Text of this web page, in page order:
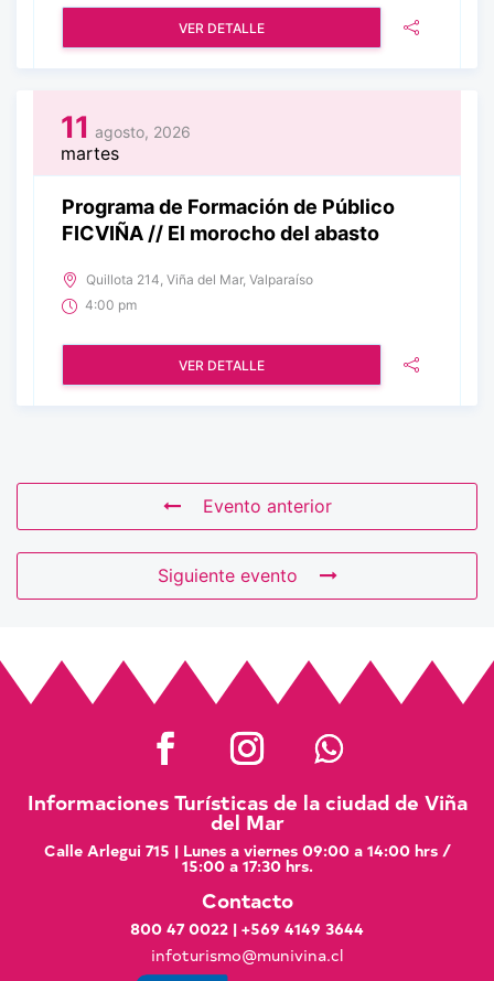
VER DETALLE
11 agosto, 2026
martes
Programa de Formación de Público
FICVIÑA // El morocho del abasto
Quillota 214, Viña del Mar, Valparaíso
4:00 pm
VER DETALLE
Evento anterior
Siguiente evento
Informaciones Turísticas de la ciudad de Viña
del Mar
Calle Arlegui 715 | Lunes a viernes 09:00 a 14:00 hrs /
15:00 a 17:30 hrs.
Contacto
800 47 0022 | +569 4149 3644
infoturismo@munivina.cl